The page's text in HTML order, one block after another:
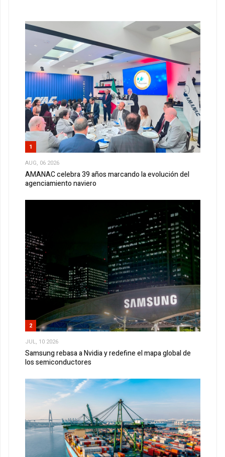
1
AUG, 06 2026
AMANAC celebra 39 años marcando la evolución del
agenciamiento naviero
2
JUL, 10 2026
Samsung rebasa a Nvidia y redefine el mapa global de
los semiconductores